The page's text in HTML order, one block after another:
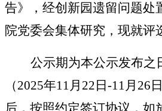
告》， 经创新园遗留问题处
院党委会集体研究， 现就评
公示期为本公示发布之
（2025年11月22日-11月26日
后，按照约定签订协议，如